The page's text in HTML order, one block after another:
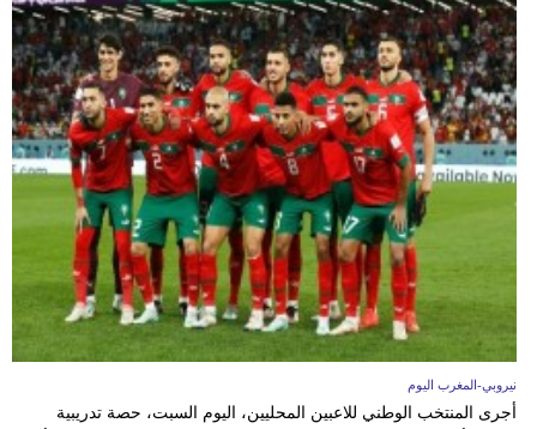
نيروبي-المغرب اليوم
أجرى المنتخب الوطني للاعبين المحليين، اليوم السبت، حصة تدريبية